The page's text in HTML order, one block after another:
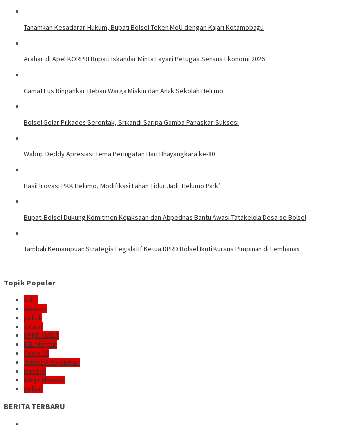
Tanamkan Kesadaran Hukum, Bupati Bolsel Teken MoU dengan Kajari Kotamobagu
Arahan di Apel KORPRI Bupati Iskandar Minta Layani Petugas Sensus Ekonomi 2026
Camat Eus Ringankan Beban Warga Miskin dan Anak Sekolah Helumo
Bolsel Gelar Pilkades Serentak, Srikandi Saripa Gomba Panaskan Suksesi
Wabup Deddy Apresiasi Tema Peringatan Hari Bhayangkara ke-80
Hasil Inovasi PKK Helumo, Modifikasi Lahan Tidur Jadi ‘Helumo Park’
Bupati Bolsel Dukung Komitmen Kejaksaan dan Abpednas Bantu Awasi Tatakelola Desa se Bolsel
Tambah Kemampuan Strategis Legislatif Ketua DPRD Bolsel Ikuti Kursus Pimpinan di Lemhanas
Topik Populer
sulut
manado
politik
Talaud
DPRD SULUT
E2L-Mantap
Covid-19
James A Kojongian
kriminal
Banjir Manado
golkar
BERITA TERBARU